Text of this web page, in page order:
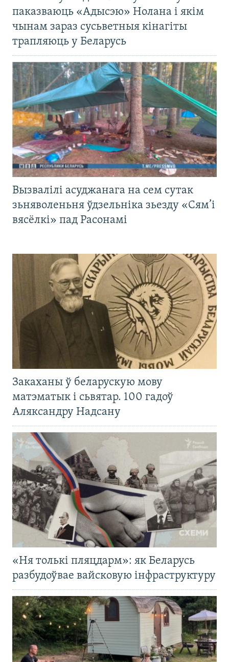
паказваюць «Адысэю» Нолана і якім
чынам зараз сусьветныя кінагіты
трапляюць у Беларусь
Вызвалілі асуджанага на сем сутак
зьняволеньня ўдзельніка зьезду «Сям’і
вясёлкі» пад Расонамі
Закаханы ў беларускую мову
матэматык і сьвятар. 100 гадоў
Аляксандру Надсану
«Ня толькі пляцдарм»: як Беларусь
разбудоўвае вайсковую інфраструктуру